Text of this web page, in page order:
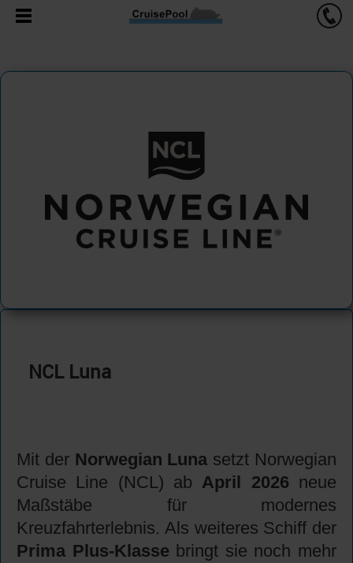
NCL Luna
Mit der Norwegian Luna setzt Norwegian
Cruise Line (NCL) ab April 2026 neue
Maßstäbe für modernes
Kreuzfahrterlebnis. Als weiteres Schiff der
Prima Plus-Klasse bringt sie noch mehr